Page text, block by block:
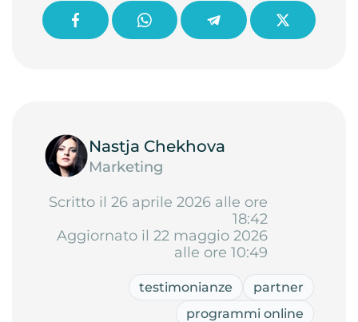
Nastja Chekhova
Marketing
Scritto il 26 aprile 2026 alle ore
18:42
Aggiornato il 22 maggio 2026
alle ore 10:49
testimonianze
partner
programmi online